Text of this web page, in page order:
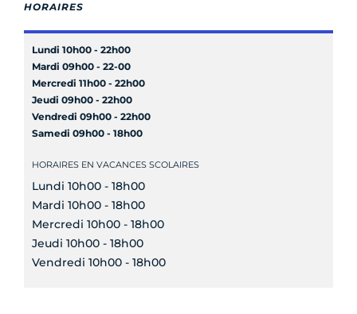
HORAIRES
Lundi 10h00 - 22h00
Mardi 09h00 - 22-00
Mercredi 11h00 - 22h00
Jeudi 09h00 - 22h00
Vendredi 09h00 - 22h00
Samedi 09h00 - 18h00
HORAIRES EN VACANCES SCOLAIRES
Lundi 10h00 - 18h00
Mardi 10h00 - 18h00
Mercredi 10h00 - 18h00
Jeudi 10h00 - 18h00
Vendredi 10h00 - 18h00